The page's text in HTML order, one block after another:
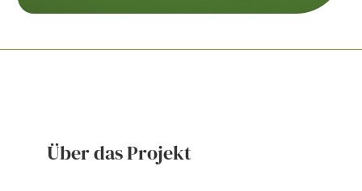
Über das Projekt